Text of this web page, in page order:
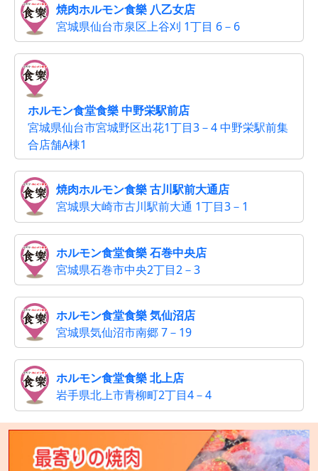
焼肉ホルモン食樂 八乙女店
宮城県仙台市泉区上谷刈 1丁目 6－6
ホルモン食堂食樂 中野栄駅前店
宮城県仙台市宮城野区出花1丁目3－4 中野栄駅前集
合店舗A棟1
焼肉ホルモン食樂 古川駅前大通店
宮城県大崎市古川駅前大通 1丁目3－1
ホルモン食堂食樂 石巻中央店
宮城県石巻市中央2丁目2－3
ホルモン食堂食樂 気仙沼店
宮城県気仙沼市南郷 7－19
ホルモン食堂食樂 北上店
岩手県北上市青柳町2丁目4－4